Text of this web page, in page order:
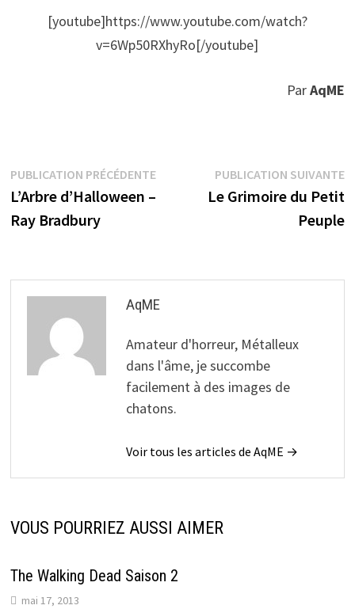
[youtube]https://www.youtube.com/watch?
v=6Wp50RXhyRo[/youtube]
ParAqME
Navigation
de
l’article
PUBLICATION PRÉCÉDENTEPublication
précédente :
L’Arbre d’Halloween –
Ray Bradbury
PUBLICATION SUIVANTE
Le Grimoire du Petit
Peuple
AqME
Amateur d'horreur, Métalleux
dans l'âme, je succombe
facilement à des images de
chatons.
Voir tous les articles de AqME →
VOUS POURRIEZ AUSSI AIMER
The Walking Dead Saison 2
mai 17, 2013